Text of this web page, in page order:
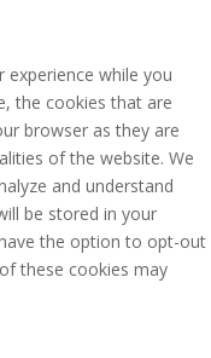
while you
the cookies that are
browser as they are
of the website. We
and understand
be stored in your
the option to opt-out
these cookies may